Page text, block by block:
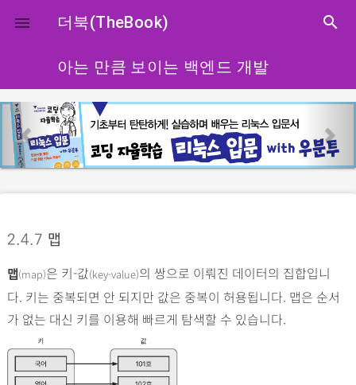
close
 더북(TheBook) search
아는 만큼 보이는 백엔드 개발
p
r
e
u
s
e
x
2.4.7 맵
맵(map)은 키-값(key-value)의 쌍으로 이뤄진 데이터의 집합입니
다. 키는 중복되면 안 되지만 값은 중복이 허용됩니다. 맵은 순서
가 없는 대신 키를 이용해 빠르게 탐색할 수 있습니다.